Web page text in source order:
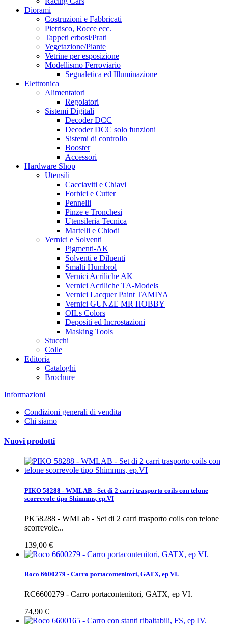
Diorami
Costruzioni e Fabbricati
Pietrisco, Rocce ecc.
Tappeti erbosi/Prati
Vegetazione/Piante
Vetrine per esposizione
Modellismo Ferroviario
Segnaletica ed Illuminazione
Elettronica
Alimentatori
Regolatori
Sistemi Digitali
Decoder DCC
Decoder DCC solo funzioni
Sistemi di controllo
Booster
Accessori
Hardware Shop
Utensili
Cacciaviti e Chiavi
Forbici e Cutter
Pennelli
Pinze e Tronchesi
Utensileria Tecnica
Martelli e Chiodi
Vernici e Solventi
Pigmenti-AK
Solventi e Diluenti
Smalti Humbrol
Vernici Acriliche AK
Vernici Acriliche TA-Models
Vernici Lacquer Paint TAMIYA
Vernici GUNZE MR HOBBY
OILs Colors
Depositi ed Incrostazioni
Masking Tools
Stucchi
Colle
Editoria
Cataloghi
Brochure
Informazioni
Condizioni generali di vendita
Chi siamo
Nuovi prodotti
PIKO 58288 - WMLAB - Set di 2 carri trasporto coils con telone
scorrevole tipo Shimmns, ep.VI
PK58288 - WMLab - Set di 2 carri trasporto coils con telone
scorrevole...
139,00 €
Roco 6600279 - Carro portacontenitori, GATX, ep VI.
RC6600279 - Carro portacontenitori, GATX, ep VI.
74,90 €